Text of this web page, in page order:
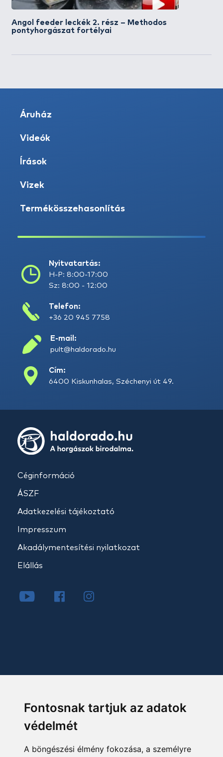
Fontosnak tartjuk az adatok
védelmét
A böngészési élmény fokozása, a személyre
Angol feeder leckék 2. rész – Methodos
pontyhorgászat fortélyai
Áruház
Videók
Írások
Vizek
Termékösszehasonlítás
Nyitvatartás:
H-P: 8:00-17:00
Sz: 8:00 - 12:00
Telefon:
+36 20 945 7758
E-mail:
pult@haldorado.hu
Cím:
6400 Kiskunhalas, Széchenyi út 49.
Céginformáció
ÁSZF
Adatkezelési tájékoztató
Impresszum
Akadálymentesítési nyilatkozat
Elállás